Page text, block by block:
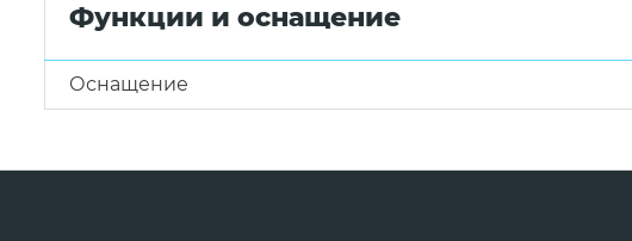
Функции и оснащение
Оснащение